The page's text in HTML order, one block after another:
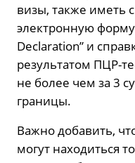
визы, также иметь
электронную
Declaration” и
результатом ПЦР-
не более чем за 3
границы.
Важно добавить,
могут находиться